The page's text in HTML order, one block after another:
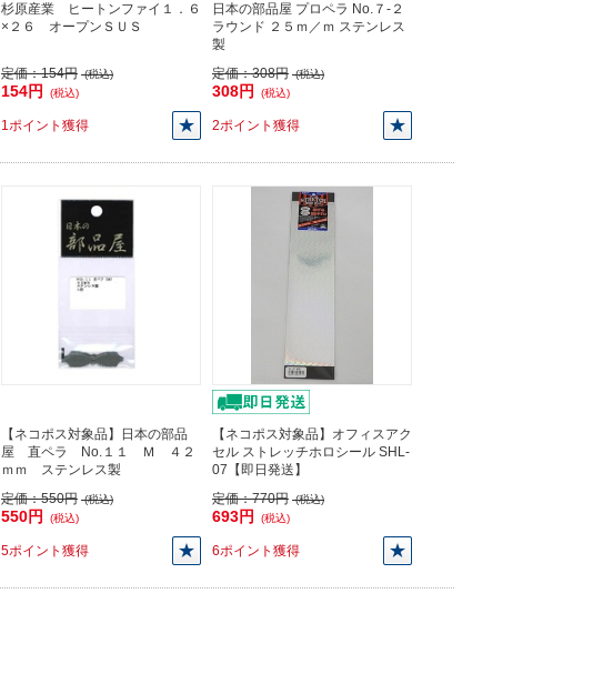
杉原産業 ヒートンファイ１．６
×２６ オープンＳＵＳ
定価：154円 (税込)
154円 (税込)
1ポイント獲得
日本の部品屋 プロペラ No.７-２
ラウンド ２５ｍ／ｍ ステンレス
製
定価：308円 (税込)
308円 (税込)
2ポイント獲得
【ネコポス対象品】日本の部品
屋 直ペラ No.１１ Ｍ ４２
ｍｍ ステンレス製
定価：550円 (税込)
550円 (税込)
5ポイント獲得
【ネコポス対象品】オフィスアク
セル ストレッチホロシール SHL-
07【即日発送】
定価：770円 (税込)
693円 (税込)
6ポイント獲得